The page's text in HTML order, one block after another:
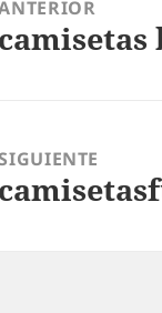
Entrada
Entrada